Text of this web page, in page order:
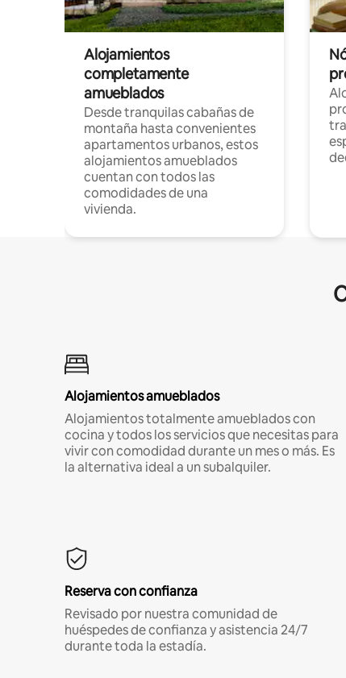
Alojamientos
completamente
amueblados
Desde tranquilas cabañas de
montaña hasta convenientes
apartamentos urbanos, estos
alojamientos amueblados
cuentan con todos las
comodidades de una
vivienda.
Alojamientos amueblados
Alojamientos totalmente amueblados con
cocina y todos los servicios que necesitas para
vivir con comodidad durante un mes o más. Es
la alternativa ideal a un subalquiler.
Reserva con confianza
Revisado por nuestra comunidad de
huéspedes de confianza y asistencia 24/7
durante toda la estadía.